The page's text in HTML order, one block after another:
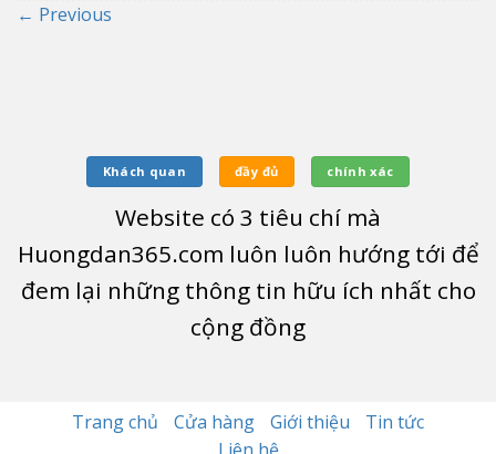
← Previous
Khách quan đầy đủ chính xác
Website có 3 tiêu chí mà
Huongdan365.com luôn luôn hướng tới để
đem lại những thông tin hữu ích nhất cho
cộng đồng
Trang chủ Cửa hàng Giới thiệu
Tin tức